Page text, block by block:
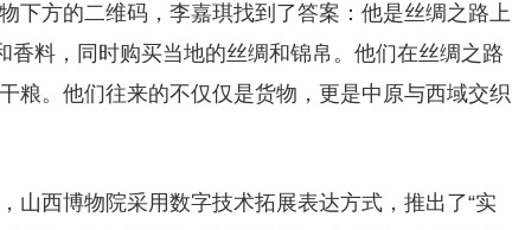
下方的二维码，李嘉琪找到了答案：他是丝绸之路上
香料，同时购买当地的丝绸和锦帛。他们在丝绸之路
粮。他们往来的不仅仅是货物，更是中原与西域交织
山西博物院采用数字技术拓展表达方式，推出了“实